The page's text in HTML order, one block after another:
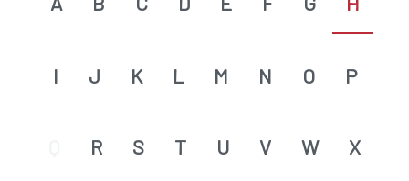
I J K L M N O P
R S T U V W X